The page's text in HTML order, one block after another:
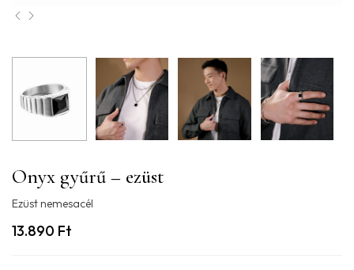
Onyx gyűrű – ezüst
Ezüst nemesacél
13.890 Ft